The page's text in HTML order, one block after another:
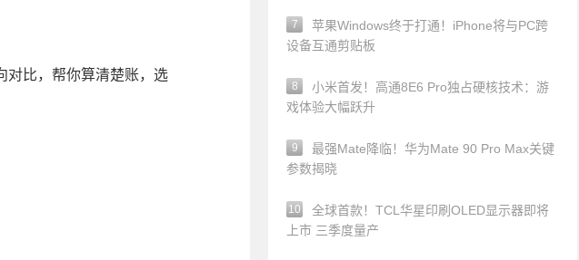
对比，帮你算清楚账，选
7
苹果Windows终于打通！iPhone将与PC跨
设备互通剪贴板
8
小米首发！高通8E6 Pro独占硬核技术：游
戏体验大幅跃升
9
最强Mate降临！华为Mate 90 Pro Max关键
参数揭晓
10
全球首款！TCL华星印刷OLED显示器即将
上市 三季度量产